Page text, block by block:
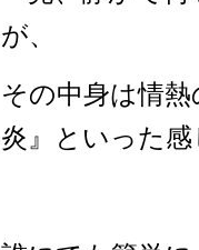
が、
その中身は情
炎』といった感